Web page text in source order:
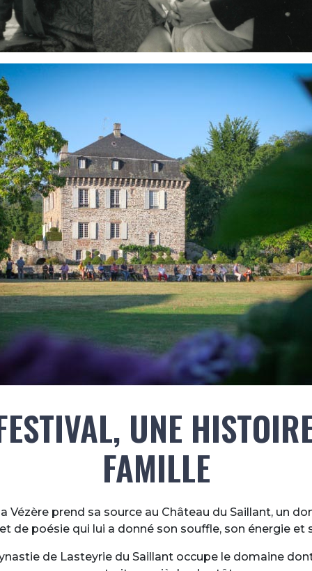
UNE
FAMILLE
Vézère prend sa source au Château du Saillant, un
de poésie qui lui a donné son souffle, son énergie et
de Lasteyrie du Saillant occupe le domaine